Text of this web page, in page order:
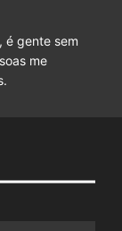
é gente sem
me